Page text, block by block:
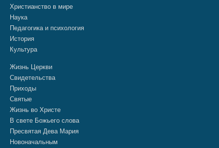
Христианство в мире
Наука
Педагогика и психология
История
Культура
Жизнь Церкви
Свидетельства
Приходы
Святые
Жизнь во Христе
В свете Божьего слова
Пресвятая Дева Мария
Новоначальным